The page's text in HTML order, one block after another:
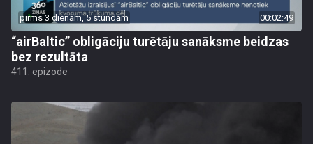
pirms 3 dienām, 5 stundām 00:02:49
“airBaltic” obligāciju turētāju sanāksme beidzas
bez rezultāta
411. epizode